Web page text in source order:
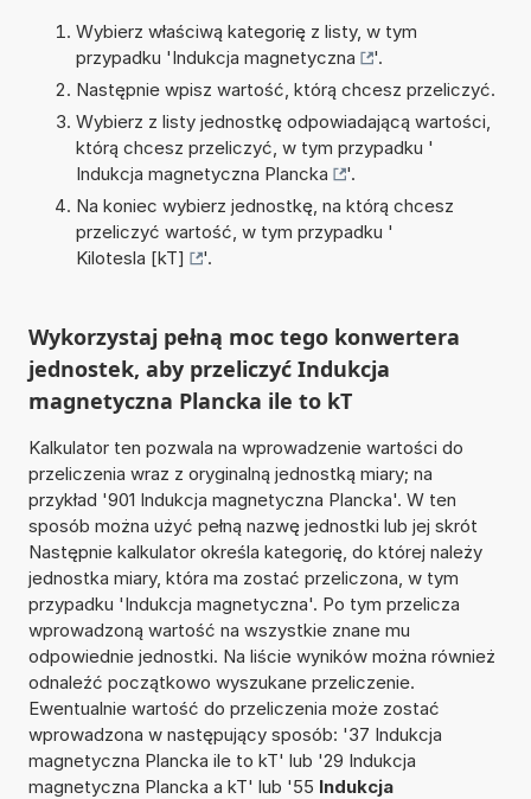
Wybierz właściwą kategorię z listy, w tym
przypadku 'Indukcja magnetyczna
'.
Następnie wpisz wartość, którą chcesz przeliczyć.
Wybierz z listy jednostkę odpowiadającą wartości,
którą chcesz przeliczyć, w tym przypadku '
Indukcja magnetyczna Plancka
'.
Na koniec wybierz jednostkę, na którą chcesz
przeliczyć wartość, w tym przypadku '
Kilotesla [kT]
'.
Wykorzystaj pełną moc tego konwertera
jednostek, aby przeliczyć Indukcja
magnetyczna Plancka ile to kT
Kalkulator ten pozwala na wprowadzenie wartości do
przeliczenia wraz z oryginalną jednostką miary; na
przykład '901 Indukcja magnetyczna Plancka'. W ten
sposób można użyć pełną nazwę jednostki lub jej skrót
Następnie kalkulator określa kategorię, do której należy
jednostka miary, która ma zostać przeliczona, w tym
przypadku 'Indukcja magnetyczna'. Po tym przelicza
wprowadzoną wartość na wszystkie znane mu
odpowiednie jednostki. Na liście wyników można również
odnaleźć początkowo wyszukane przeliczenie.
Ewentualnie wartość do przeliczenia może zostać
wprowadzona w następujący sposób: '37 Indukcja
magnetyczna Plancka ile to kT' lub '29 Indukcja
magnetyczna Plancka a kT' lub '55 Indukcja